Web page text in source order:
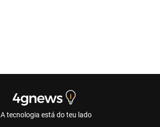
A tecnologia está do teu lado